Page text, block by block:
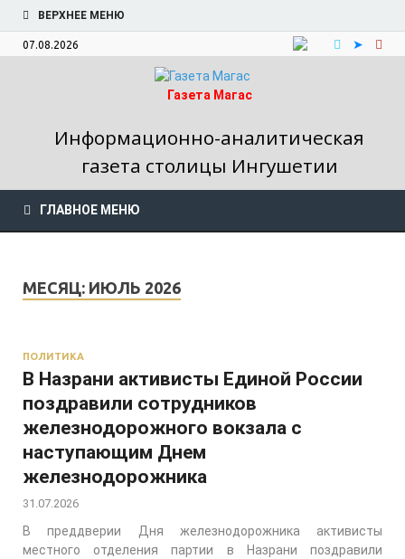
ВЕРХНЕЕ МЕНЮ
07.08.2026
Газета Магас
Информационно-аналитическая
газета столицы Ингушетии
ГЛАВНОЕ МЕНЮ
МЕСЯЦ: ИЮЛЬ 2026
ПОЛИТИКА
В Назрани активисты Единой России
поздравили сотрудников
железнодорожного вокзала с
наступающим Днем
железнодорожника
31.07.2026
В преддверии Дня железнодорожника активисты
местного отделения партии в Назрани поздравили